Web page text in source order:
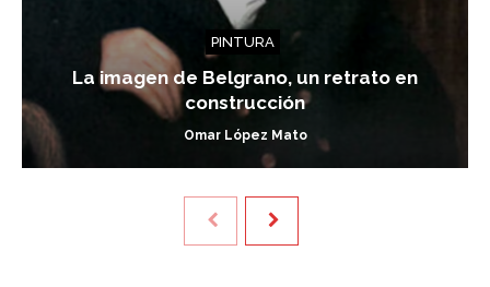
PINTURA
La imagen de Belgrano, un retrato en
construcción
Omar López Mato